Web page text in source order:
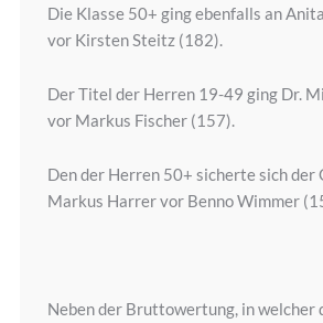
Die Klasse 50+ ging ebenfalls an
vor Kirsten Steitz (182).
Der Titel der Herren 19-49 ging Dr.
vor Markus Fischer (157).
Den der Herren 50+ sicherte sich der
Markus Harrer vor Benno Wimmer
Neben der Bruttowertung, in welcher